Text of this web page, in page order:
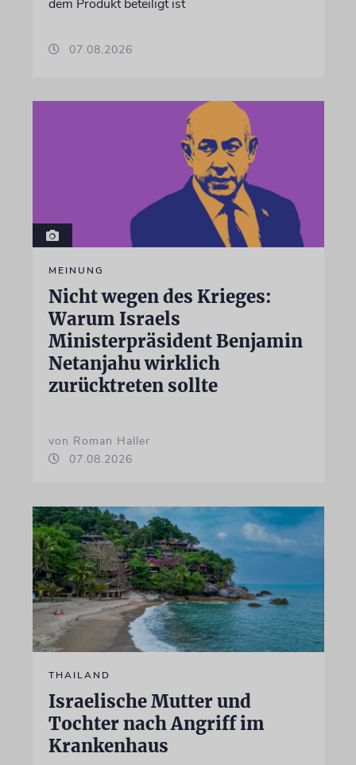
dem Produkt beteiligt ist
07.08.2026
MEINUNG
Nicht wegen des Krieges:
Warum Israels
Ministerpräsident Benjamin
Netanjahu wirklich
zurücktreten sollte
von Roman Haller
07.08.2026
THAILAND
Israelische Mutter und
Tochter nach Angriff im
Krankenhaus